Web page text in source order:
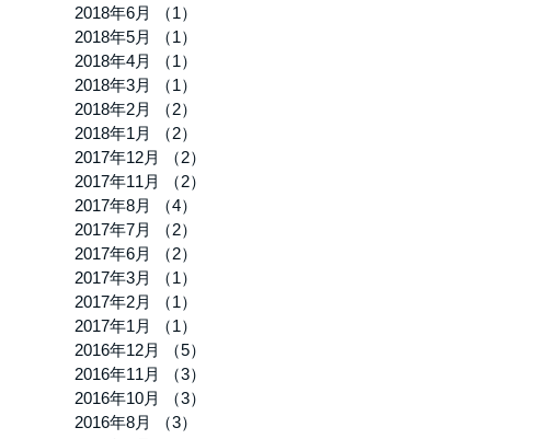
2018年6月
（1）
2018年5月
（1）
2018年4月
（1）
2018年3月
（1）
2018年2月
（2）
2018年1月
（2）
2017年12月
（2）
2017年11月
（2）
2017年8月
（4）
2017年7月
（2）
2017年6月
（2）
2017年3月
（1）
2017年2月
（1）
2017年1月
（1）
2016年12月
（5）
2016年11月
（3）
2016年10月
（3）
2016年8月
（3）